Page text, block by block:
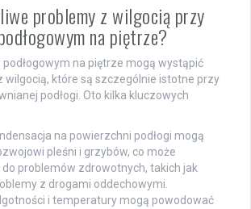
problemy z wilgocią przy
na piętrze?
na piętrze mogą wystąpić
wilgocią, które są szczególnie istotne przy
podłogi. Oto kilka kluczowych
na powierzchni podłogi mogą
pleśni i grzybów, co może
problemów zdrowotnych, takich jak
z drogami oddechowymi.
i temperatury mogą powodować